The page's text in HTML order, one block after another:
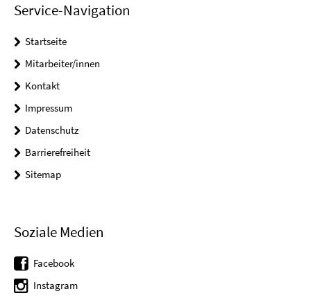
Service-Navigation
Startseite
Mitarbeiter/innen
Kontakt
Impressum
Datenschutz
Barrierefreiheit
Sitemap
Soziale Medien
Facebook
Instagram